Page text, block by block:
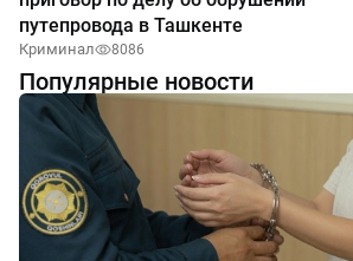
путепровода в Ташкенте
Криминал 8086
Популярные новости